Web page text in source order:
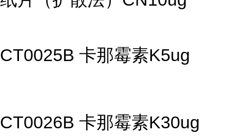
CT0025B 卡那霉素K5ug
CT0026B 卡那霉素K30ug